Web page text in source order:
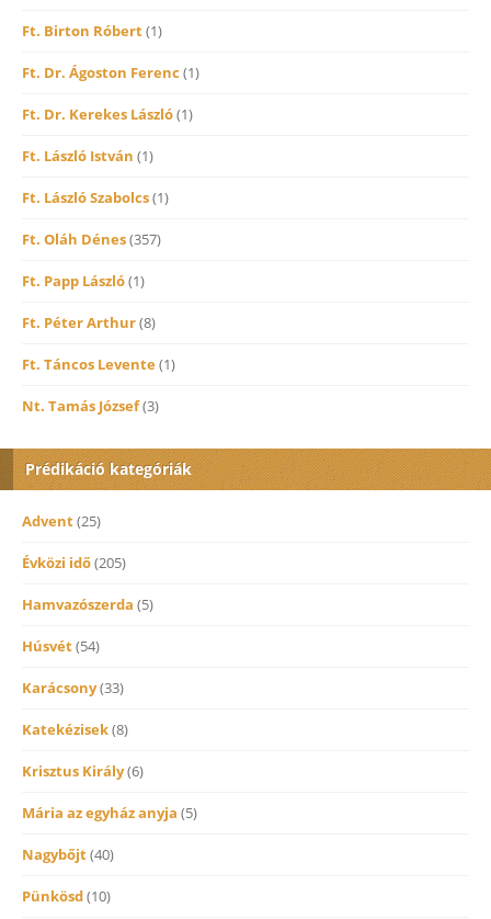
Ft. Birton Róbert(1)
Ft. Dr. Ágoston Ferenc (1)
Ft. Dr. Kerekes László(1)
Ft. László István (1)
Ft. László Szabolcs(1)
Ft. Oláh Dénes(357)
Ft. Papp László(1)
Ft. Péter Arthur(8)
Ft. Táncos Levente(1)
Nt. Tamás József(3)
Prédikáció kategóriák
Advent(25)
Évközi idő(205)
Hamvazószerda (5)
Húsvét(54)
Karácsony(33)
Katekézisek(8)
Krisztus Király(6)
Mária az egyház anyja (5)
Nagybőjt(40)
Pünkösd(10)